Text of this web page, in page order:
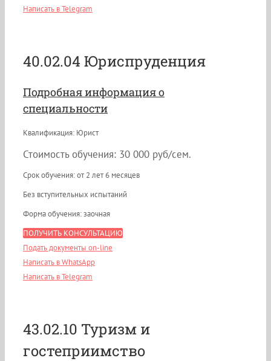
Написать в Telegram
40.02.04 Юриспруденция
Подробная информация о
специальности
Квалификация: Юрист
Стоимость обучения: 30 000 руб/сем.
Срок обучения: от 2 лет 6 месяцев
Без вступительных испытаний
Форма обучения: заочная
ПОЛУЧИТЬ КОНСУЛЬТАЦИЮ
Подать документы on-line
Написать в WhatsApp
Написать в Telegram
43.02.10 Туризм и
гостеприимство